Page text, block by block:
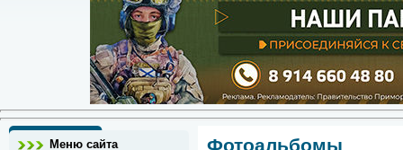
Меню сайта
Фотоальбомы